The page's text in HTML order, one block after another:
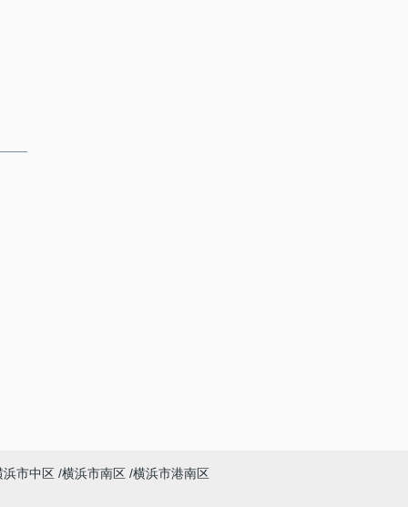
浜市中区 横浜市南区 横浜市港南区